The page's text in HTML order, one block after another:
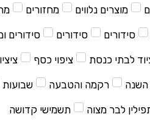
מוצרים נלווים מחזורים
סידורים סידורים סידורים
לבתי כנסת ציפוי כסף
רקמה והטבעה שבועות
לבר מצוה תשמישי קדושה